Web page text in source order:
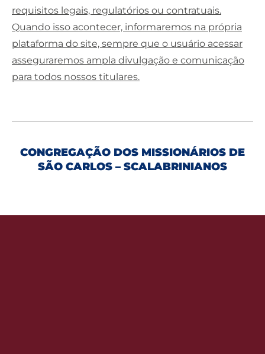
requisitos legais, regulatórios ou contratuais.
Quando isso acontecer, informaremos na própria
plataforma do site, sempre que o usuário acessar
asseguraremos ampla divulgação e comunicação
para todos nossos titulares.
CONGREGAÇÃO DOS MISSIONÁRIOS DE
SÃO CARLOS – SCALABRINIANOS